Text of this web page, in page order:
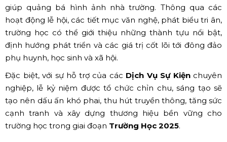
giúp quảng bá hình ảnh nhà trường. Thông qua các
hoạt động lễ hội, các tiết mục văn nghệ, phát biểu tri ân,
trường học có thể giới thiệu những thành tựu nổi bật,
định hướng phát triển và các giá trị cốt lõi tới đông đảo
phụ huynh, học sinh và xã hội.
Đặc biệt, với sự hỗ trợ của các Dịch Vụ Sự Kiệnchuyên
nghiệp, lễ kỷ niệm được tổ chức chỉn chu, sáng tạo sẽ
tạo nên dấu ấn khó phai, thu hút truyền thông, tăng sức
cạnh tranh và xây dựng thương hiệu bền vững cho
trường học trong giai đoạn Trường Học 2025.